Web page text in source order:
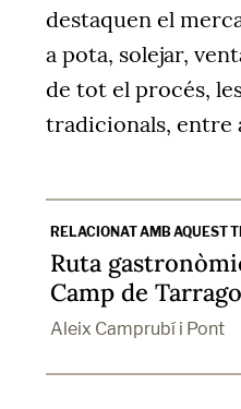
destaquen el
a pota, solejar,
de tot el procés,
tradicionals, entre
RELACIONAT AMB AQUEST
Ruta
Camp de
Aleix Camprubí i Pont